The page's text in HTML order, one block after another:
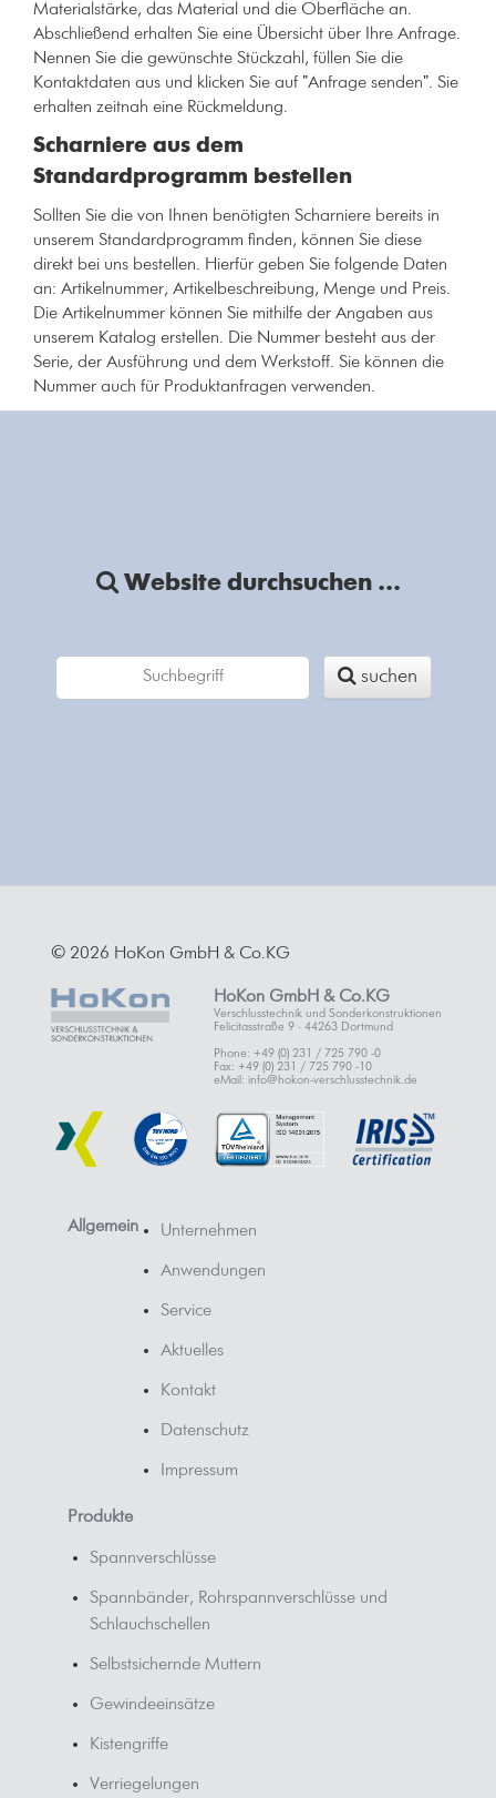
Materialstärke, das Material und die Oberfläche an.
Abschließend erhalten Sie eine Übersicht über Ihre Anfrage.
Nennen Sie die gewünschte Stückzahl, füllen Sie die
Kontaktdaten aus und klicken Sie auf "Anfrage senden". Sie
erhalten zeitnah eine Rückmeldung.
Scharniere aus dem
Standardprogramm bestellen
Sollten Sie die von Ihnen benötigten Scharniere bereits in
unserem Standardprogramm finden, können Sie diese
direkt bei uns bestellen. Hierfür geben Sie folgende Daten
an: Artikelnummer, Artikelbeschreibung, Menge und Preis.
Die Artikelnummer können Sie mithilfe der Angaben aus
unserem Katalog erstellen. Die Nummer besteht aus der
Serie, der Ausführung und dem Werkstoff. Sie können die
Nummer auch für Produktanfragen verwenden.
Website durchsuchen ...
suchen
© 2026 HoKon GmbH & Co.KG
HoKon GmbH & Co.KG
Verschlusstechnik und Sonderkonstruktionen
Felicitasstraße 9 · 44263 Dortmund
Phone: +49 (0) 231 / 725 790 -0
Fax: +49 (0) 231 / 725 790 -10
eMail: info@hokon-verschlusstechnik.de
Allgemein Unternehmen
Anwendungen
Service
Aktuelles
Kontakt
Datenschutz
Impressum
Produkte
Spannverschlüsse
Spannbänder, Rohrspannverschlüsse und
Schlauchschellen
Selbstsichernde Muttern
Gewindeeinsätze
Kistengriffe
Verriegelungen